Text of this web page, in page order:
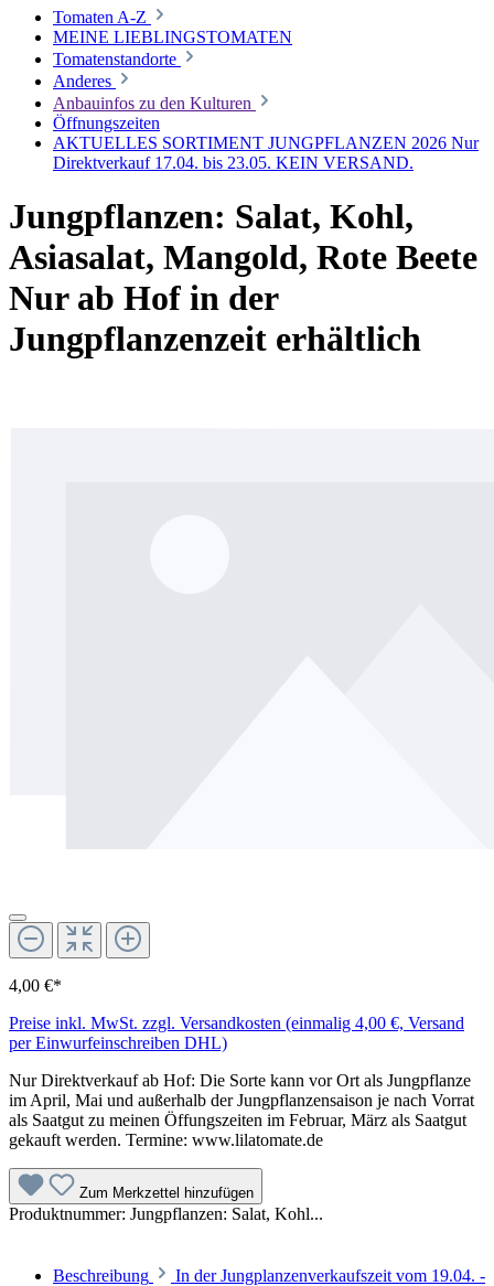
Tomaten A-Z
MEINE LIEBLINGSTOMATEN
Tomatenstandorte
Anderes
Anbauinfos zu den Kulturen
Öffnungszeiten
AKTUELLES SORTIMENT JUNGPFLANZEN 2026 Nur
Direktverkauf 17.04. bis 23.05. KEIN VERSAND.
Jungpflanzen: Salat, Kohl,
Asiasalat, Mangold, Rote Beete
Nur ab Hof in der
Jungpflanzenzeit erhältlich
4,00 €*
Preise inkl. MwSt. zzgl. Versandkosten (einmalig 4,00 €, Versand
per Einwurfeinschreiben DHL)
Nur Direktverkauf ab Hof: Die Sorte kann vor Ort als Jungpflanze
im April, Mai und außerhalb der Jungpflanzensaison je nach Vorrat
als Saatgut zu meinen Öffungszeiten im Februar, März als Saatgut
gekauft werden. Termine: www.lilatomate.de
Zum Merkzettel hinzufügen
Produktnummer: Jungpflanzen: Salat, Kohl...
Beschreibung
In der Jungplanzenverkaufszeit vom 19.04. -